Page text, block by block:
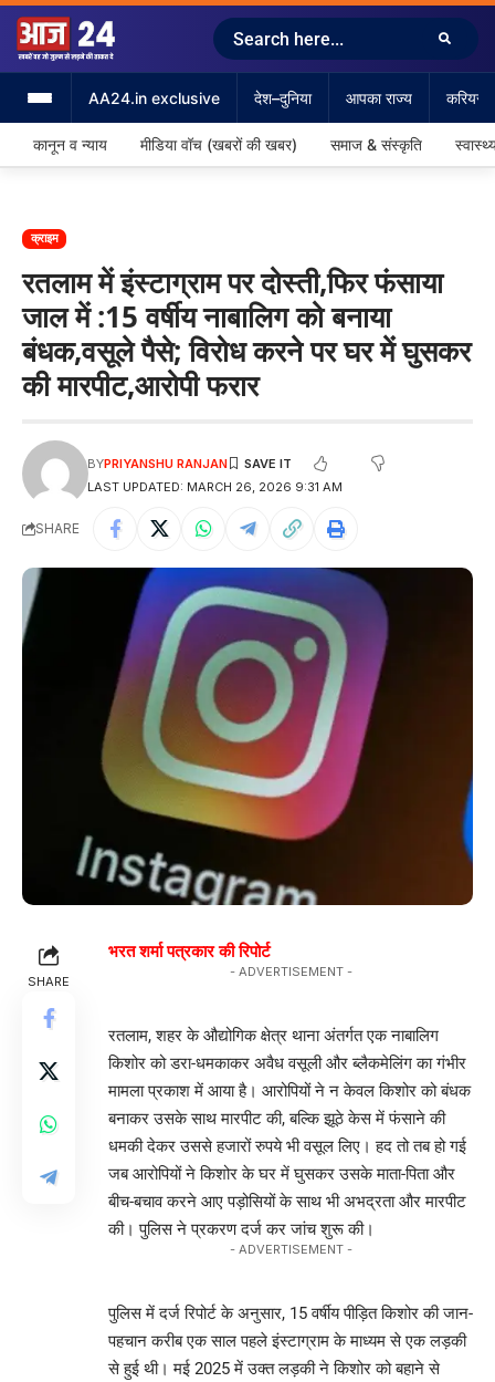
AA24.in exclusive देश–दुनिया आपका राज्य करियर
कानून व न्याय मीडिया वॉच (खबरों की खबर) समाज & संस्कृति
क्राइम
रतलाम में इंस्टाग्राम पर दोस्ती,फिर फंसाया
जाल में :15 वर्षीय नाबालिग को बनाया
बंधक,वसूले पैसे; विरोध करने पर घर में घुसकर
की मारपीट,आरोपी फरार
LAST UPDATED: MARCH 26, 2026 9:31 AM
BYPRIYANSHU RANJAN
SHARE
SHARE
भरत शर्मा पत्रकार की रिपोर्ट
- ADVERTISEMENT -
रतलाम, शहर के औद्योगिक क्षेत्र थाना अंतर्गत एक नाबालिग
किशोर को डरा-धमकाकर अवैध वसूली और ब्लैकमेलिंग का गंभीर
मामला प्रकाश में आया है। आरोपियों ने न केवल किशोर को बंधक
बनाकर उसके साथ मारपीट की, बल्कि झूठे केस में फंसाने की
धमकी देकर उससे हजारों रुपये भी वसूल लिए। हद तो तब हो गई
जब आरोपियों ने किशोर के घर में घुसकर उसके माता-पिता और
बीच-बचाव करने आए पड़ोसियों के साथ भी अभद्रता और मारपीट
की। पुलिस ने प्रकरण दर्ज कर जांच शुरू की।
- ADVERTISEMENT -
पुलिस में दर्ज रिपोर्ट के अनुसार, 15 वर्षीय पीड़ित किशोर की जान-
पहचान करीब एक साल पहले इंस्टाग्राम के माध्यम से एक लड़की
से हुई थी। मई 2025 में उक्त लड़की ने किशोर को बहाने से